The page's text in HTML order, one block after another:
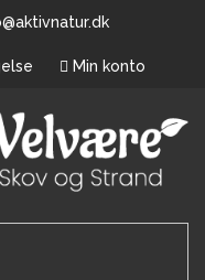
Min konto